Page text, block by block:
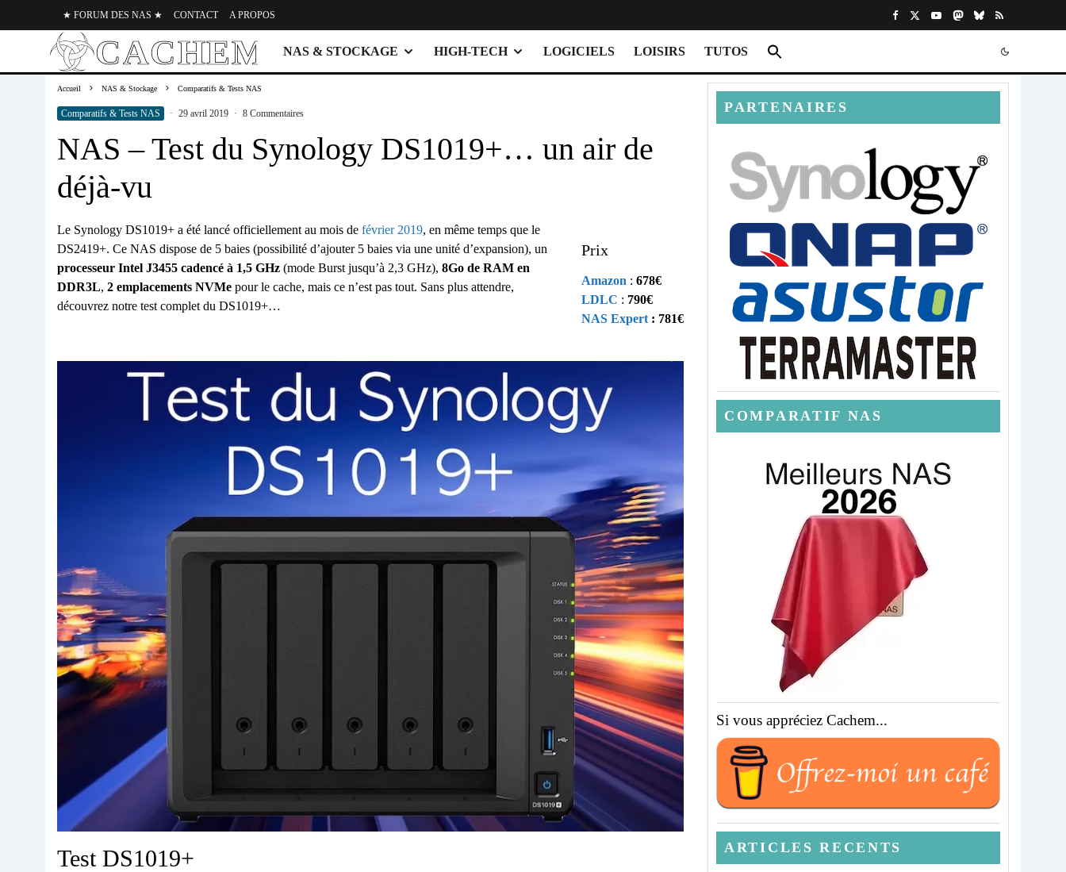
★ FORUM DES NAS ★ CONTACT A PROPOS
NAS & STOCKAGE HIGH-TECH LOGICIELS LOISIRS TUTOS
Accueil NAS & Stockage Comparatifs & Tests NAS
Comparatifs & Tests NAS · 29 avril 2019 · 8 Commentaires
NAS – Test du Synology DS1019+… un air de
déjà-vu
Prix
Amazon : 678€
LDLC : 790€
NAS Expert : 781€
Le Synology DS1019+ a été lancé officiellement au mois de février 2019, en même temps que le
DS2419+. Ce NAS dispose de 5 baies (possibilité d’ajouter 5 baies via une unité d’expansion), un
processeur Intel J3455 cadencé à 1,5 GHz (mode Burst jusqu’à 2,3 GHz), 8Go de RAM en
DDR3L, 2 emplacements NVMe pour le cache, mais ce n’est pas tout. Sans plus attendre,
découvrez notre test complet du DS1019+…
Test DS1019+
PARTENAIRES
COMPARATIF NAS
Si vous appréciez Cachem...
ARTICLES RECENTS